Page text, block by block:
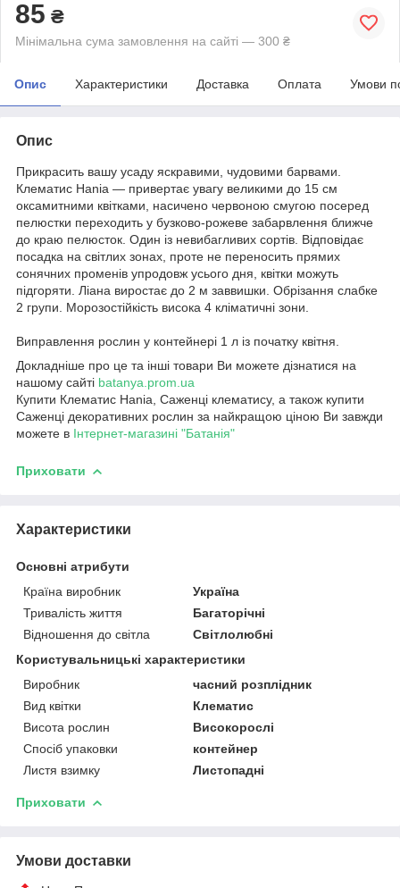
85 ₴
Мінімальна сума замовлення на сайті — 300 ₴
Опис Характеристики Доставка Оплата Умови
Опис
Прикрасить вашу усаду яскравими, чудовими барвами.
Клематис Hania — привертає увагу великими до 15 см
оксамитними квітками, насичено червоною смугою посеред
пелюстки переходить у бузково-рожеве забарвлення ближче
до краю пелюсток. Один із невибагливих сортів. Відповідає
посадка на світлих зонах, проте не переносить прямих
сонячних променів упродовж усього дня, квітки можуть
підгоряти. Ліана виростає до 2 м заввишки. Обрізання слабке
2 групи. Морозостійкість висока 4 кліматичні зони.
Виправлення рослин у контейнері 1 л із початку квітня.
Докладніше про це та інші товари Ви можете дізнатися на
нашому сайті batanya.prom.ua
Купити Клематис Hania, Саженці клематису, а також купити
Саженці декоративних рослин за найкращою ціною Ви завжди
можете в Інтернет-магазині "Батанія"
Приховати
Характеристики
Основні атрибути
Країна виробник
Україна
Тривалість життя
Багаторічні
Відношення до світла
Світлолюбні
Користувальницькі характеристики
Виробник
часний розплідник
Вид квітки
Клематис
Висота рослин
Високорослі
Спосіб упаковки
контейнер
Листя взимку
Листопадні
Приховати
Умови доставки